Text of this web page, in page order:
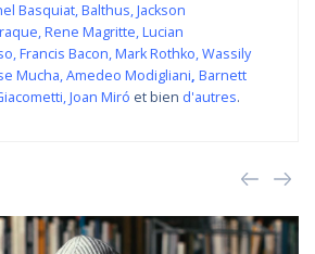
Basquiat,Balthus,Jackson
,Rene Magritte,Lucian
,Francis Bacon,Mark Rothko,Wassily
Mucha,Amedeo Modigliani, Barnett
,Joan Miró et bien d'autres.